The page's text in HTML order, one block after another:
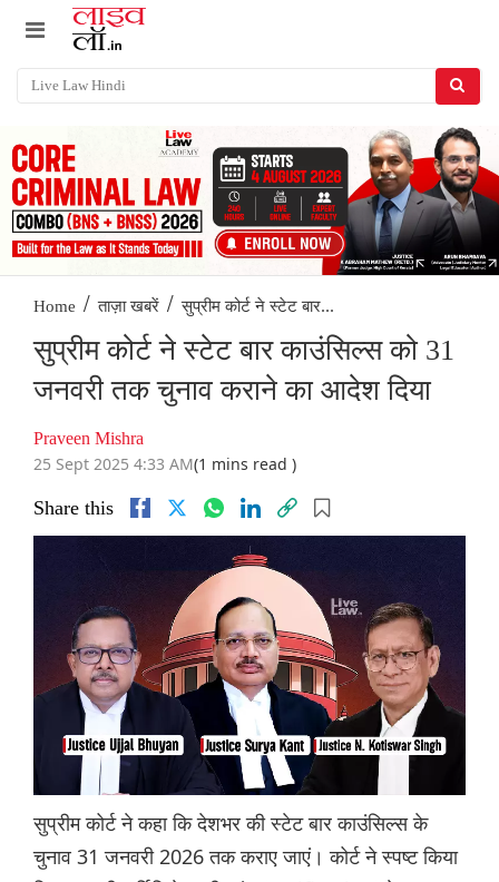
Home / ताज़ा खबरें / सुप्रीम कोर्ट ने स्टेट बार...
सुप्रीम कोर्ट ने स्टेट बार काउंसिल्स को 31
जनवरी तक चुनाव कराने का आदेश दिया
Praveen Mishra
25 Sept 2025 4:33 AM(1 mins read )
Share this
सुप्रीम कोर्ट ने कहा कि देशभर की स्टेट बार काउंसिल्स के
चुनाव 31 जनवरी 2026 तक कराए जाएं। कोर्ट ने स्पष्ट किया